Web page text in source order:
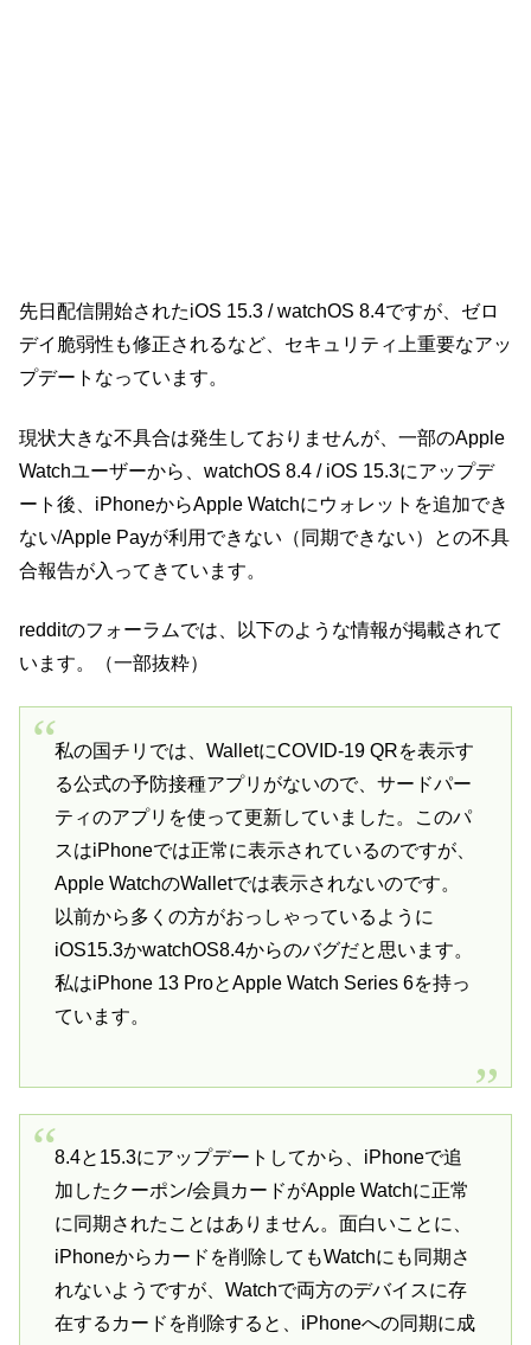
先日配信開始されたiOS 15.3 / watchOS 8.4ですが、ゼロ
デイ脆弱性も修正されるなど、セキュリティ上重要なアッ
プデートなっています。
現状大きな不具合は発生しておりませんが、一部のApple
Watchユーザーから、watchOS 8.4 / iOS 15.3にアップデ
ート後、iPhoneからApple Watchにウォレットを追加でき
ない/Apple Payが利用できない（同期できない）との不具
合報告が入ってきています。
redditのフォーラムでは、以下のような情報が掲載されて
います。（一部抜粋）
私の国チリでは、WalletにCOVID-19 QRを表示す
る公式の予防接種アプリがないので、サードパー
ティのアプリを使って更新していました。このパ
スはiPhoneでは正常に表示されているのですが、
Apple WatchのWalletでは表示されないのです。
以前から多くの方がおっしゃっているように
iOS15.3かwatchOS8.4からのバグだと思います。
私はiPhone 13 ProとApple Watch Series 6を持っ
ています。
8.4と15.3にアップデートしてから、iPhoneで追
加したクーポン/会員カードがApple Watchに正常
に同期されたことはありません。面白いことに、
iPhoneからカードを削除してもWatchにも同期さ
れないようですが、Watchで両方のデバイスに存
在するカードを削除すると、iPhoneへの同期に成